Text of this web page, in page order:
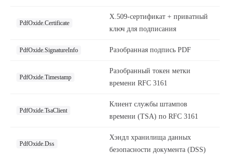
PdfOxide.Certificate
X.509-сертификат + приватный
ключ для подписания
PdfOxide.SignatureInfo Разобранная подпись PDF
PdfOxide.Timestamp
Разобранный токен метки
времени RFC 3161
PdfOxide.TsaClient
Клиент службы штампов
времени (TSA) по RFC 3161
PdfOxide.Dss
Хэндл хранилища данных
безопасности документа (DSS)